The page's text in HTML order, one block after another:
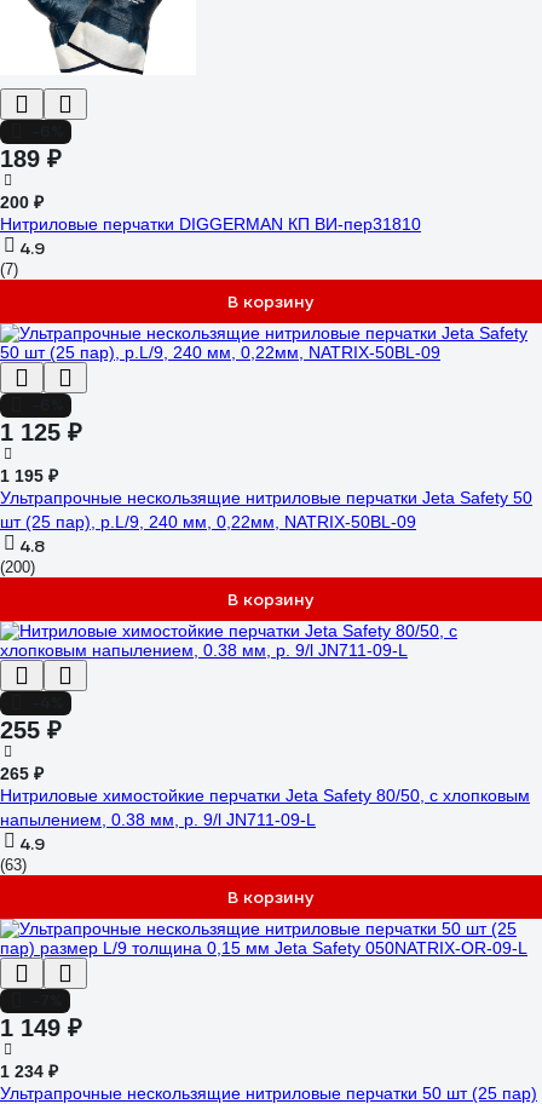
189 ₽
200 ₽
Нитриловые перчатки DIGGERMAN КП ВИ-пер31810
4.9
(7)
В корзину
1 125 ₽
1 195 ₽
Ультрапрочные нескользящие нитриловые перчатки Jeta Safety 50
шт (25 пар), р.L/9, 240 мм, 0,22мм, NATRIX-50BL-09
4.8
(200)
В корзину
255 ₽
265 ₽
Нитриловые химостойкие перчатки Jeta Safety 80/50, с хлопковым
напылением, 0.38 мм, р. 9/l JN711-09-L
4.9
(63)
В корзину
1 149 ₽
1 234 ₽
Ультрапрочные нескользящие нитриловые перчатки 50 шт (25 пар)